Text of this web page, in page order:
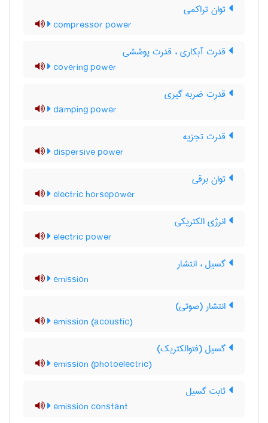
توان تراکمی
compressor power
قدرت آبکاری ، قدرت پوششی
covering power
قدرت ضربه گیری
damping power
قدرت تجزیه
dispersive power
توان برقی
electric horsepower
انرژی الکتریکی
electric power
گسیل ، انتشار
emission
انتشار (صوتی)
emission (acoustic)
گسیل (فتوالکتریک)
emission (photoelectric)
ثابت گسیل
emission constant